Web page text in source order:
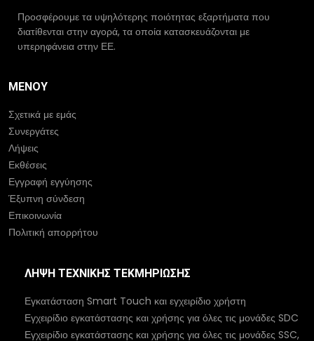
Προσφέρουμε τα υψηλότερης ποιότητας εξαρτήματα που
διατίθενται στην αγορά, τα οποία κατασκευάζονται με
υπερηφάνεια στην ΕΕ.
ΜΕΝΟΎ
Σχετικά με εμάς
Συνεργάτες
Λήψεις
Εκθέσεις
Εγγραφή εγγύησης
Έξυπνη σύνδεση
Επικοινωνία
Πολιτική απορρήτου
ΛΉΨΗ ΤΕΧΝΙΚΉΣ ΤΕΚΜΗΡΊΩΣΗΣ
Εγκατάσταση Smart Touch και εγχειρίδιο χρήστη
Εγχειρίδιο εγκατάστασης και χρήσης για όλες τις μονάδες SDC
Εγχειρίδιο εγκατάστασης και χρήσης για όλες τις μονάδες SSC,